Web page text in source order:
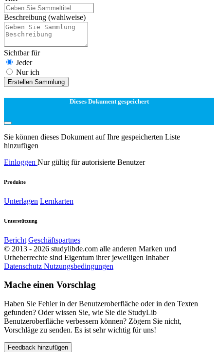
Beschreibung (wahlweise)
Sichtbar für
Jeder
Nur ich
Erstellen Sammlung
Dieses Dokument gespeichert
Sie können dieses Dokument auf Ihre gespeicherten Liste
hinzufügen
Einloggen Nur gültig für autorisierte Benutzer
Produkte
Unterlagen Lernkarten
Unterstützung
Bericht Geschäftspartnes
© 2013 - 2026 studylibde.com alle anderen Marken und
Urheberrechte sind Eigentum ihrer jeweiligen Inhaber
Datenschutz Nutzungsbedingungen
Mache einen Vorschlag
Haben Sie Fehler in der Benutzeroberfläche oder in den Texten
gefunden? Oder wissen Sie, wie Sie die StudyLib
Benutzeroberfläche verbessern können? Zögern Sie nicht,
Vorschläge zu senden. Es ist sehr wichtig für uns!
Feedback hinzufügen